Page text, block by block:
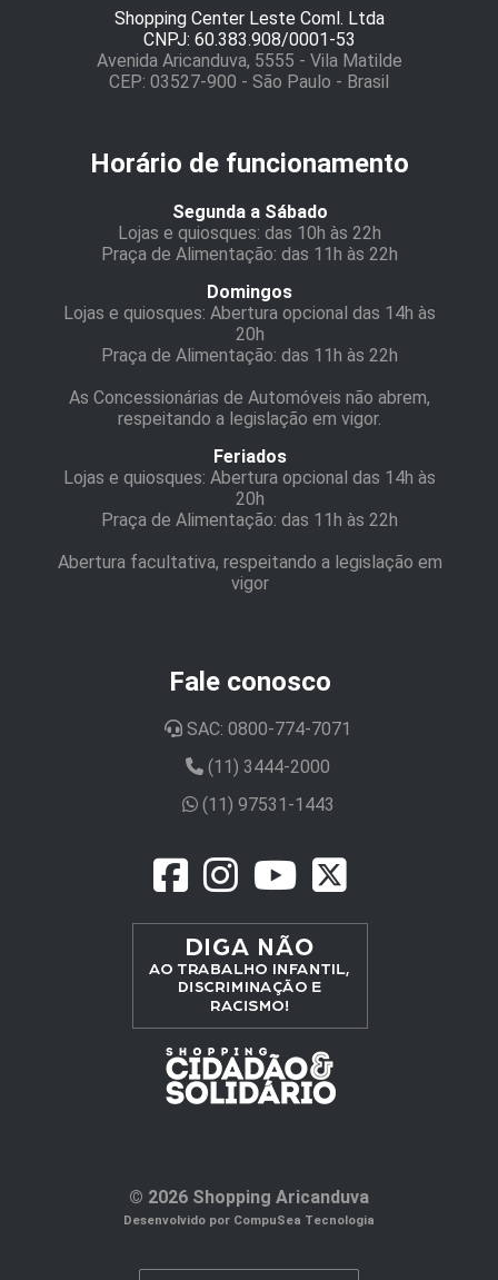
Shopping Center Leste Coml. Ltda
CNPJ: 60.383.908/0001-53
Avenida Aricanduva, 5555 - Vila Matilde
CEP: 03527-900 - São Paulo - Brasil
Horário de funcionamento
Segunda a Sábado
Lojas e quiosques: das 10h às 22h
Praça de Alimentação: das 11h às 22h
Domingos
Lojas e quiosques: Abertura opcional das 14h às
20h
Praça de Alimentação: das 11h às 22h
As Concessionárias de Automóveis não abrem,
respeitando a legislação em vigor.
Feriados
Lojas e quiosques: Abertura opcional das 14h às
20h
Praça de Alimentação: das 11h às 22h
Abertura facultativa, respeitando a legislação em
vigor
Fale conosco
SAC: 0800-774-7071
(11) 3444-2000
(11) 97531-1443
© 2026 Shopping Aricanduva
Desenvolvido por CompuSea Tecnologia